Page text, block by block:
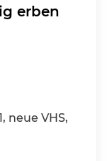
erben
neue VHS,